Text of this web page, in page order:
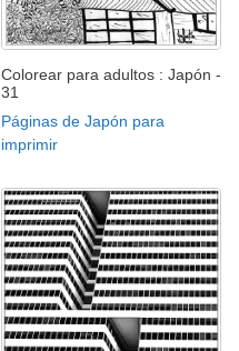
Colorear para adultos : Japón -
31
Páginas de Japón para
imprimir